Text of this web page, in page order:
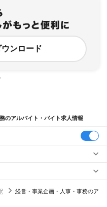
ンロード
のアルバイト・バイト求人情報
経営・事業企画・人事・事務のア